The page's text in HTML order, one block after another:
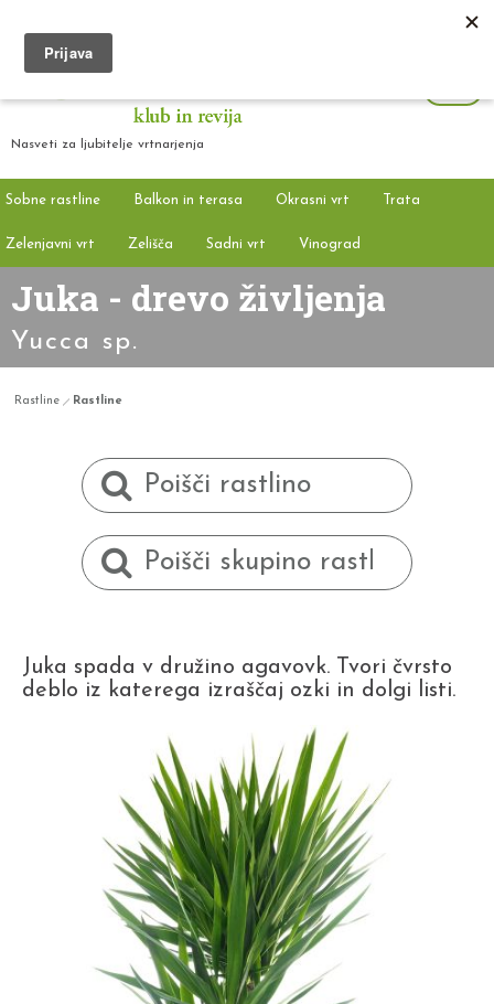
Nasveti za ljubitelje vrtnarjenja
Sobne rastline Balkon in terasa Okrasni vrt Trata
Zelenjavni vrt Zelišča Sadni vrt Vinograd
Juka - drevo življenja
Yucca sp.
Rastline Rastline
Juka spada v družino agavovk. Tvori čvrsto
deblo iz katerega izraščaj ozki in dolgi listi.